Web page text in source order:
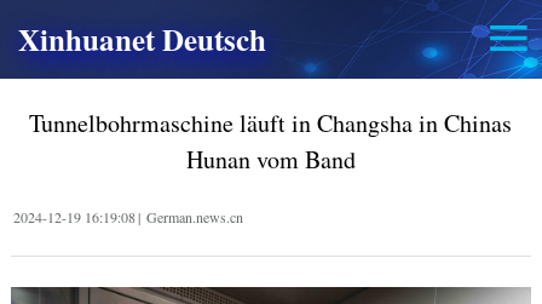
Xinhuanet Deutsch
Tunnelbohrmaschine läuft in Changsha in Chinas
Hunan vom Band
2024-12-19 16:19:08| German.news.cn